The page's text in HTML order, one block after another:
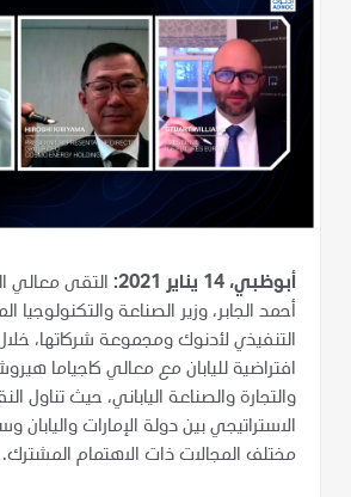
أبوظبي، 14 يناير 2021:
التقى معالي
أحمد الجابر، وزير الصناعة والتكنولوجيا
التنفيذي لأدنوك ومجموعة شركاتها،
افتراضية لليابان مع معالي كاجياما
والتجارة والصناعة الياباني، حيث تناول
الاستراتيجي بين دولة الإمارات واليابان
مختلف المجالات ذات الاهتمام المشترك.